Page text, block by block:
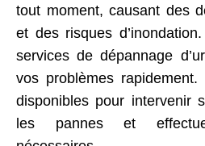
tout moment, causant des
et des risques
services de dépannage
vos problèmes
disponibles pour intervenir
les pannes et